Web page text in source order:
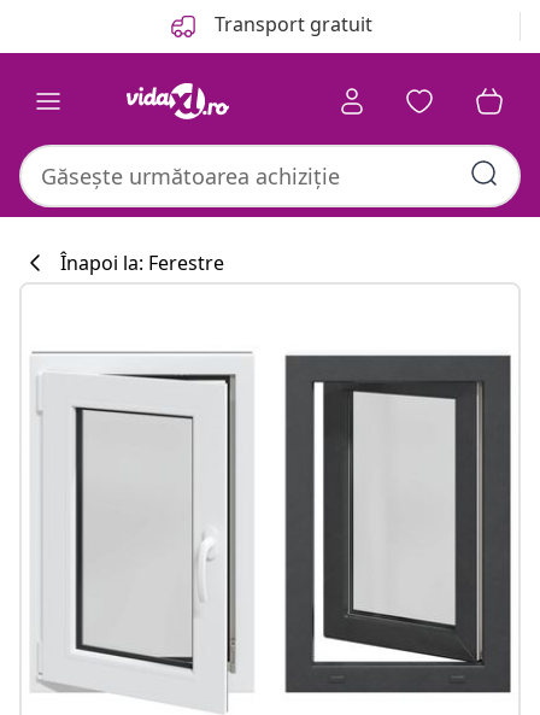
Transport gratuit
Înapoi la: Ferestre